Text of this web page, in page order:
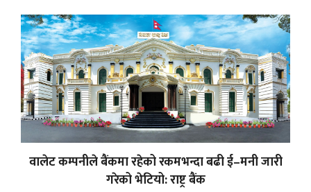
वालेट कम्पनीले बैंकमा रहेको रकमभन्दा बढी ई–मनी जारी
गरेको भेटियो: राष्ट्र बैंक